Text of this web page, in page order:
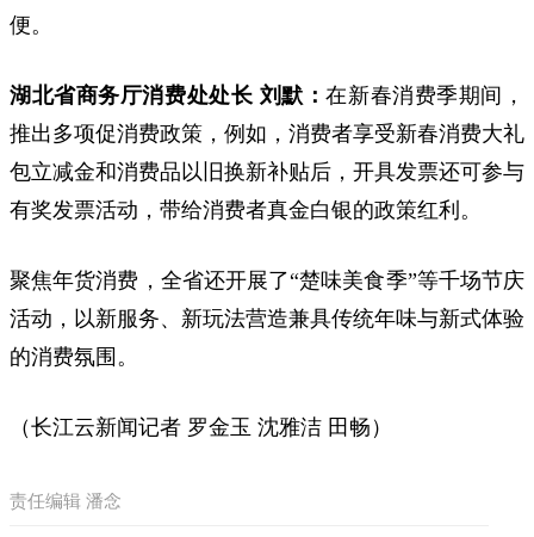
便。
湖北省商务厅消费处处长 刘默：在新春消费季期间，
推出多项促消费政策，例如，消费者享受新春消费大礼
包立减金和消费品以旧换新补贴后，开具发票还可参与
有奖发票活动，带给消费者真金白银的政策红利。
聚焦年货消费，全省还开展了“楚味美食季”等千场节庆
活动，以新服务、新玩法营造兼具传统年味与新式体验
的消费氛围。
（长江云新闻记者 罗金玉 沈雅洁 田畅）
责任编辑 潘念